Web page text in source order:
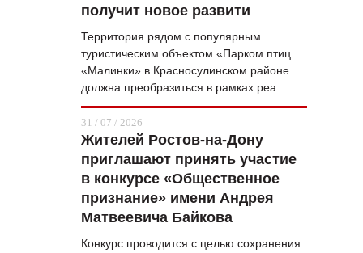
получит новое развити
Территория рядом с популярным
туристическим объектом «Парком птиц
«Малинки» в Красносулинском районе
должна преобразиться в рамках реа...
31 / 07 / 2026
Жителей Ростов-на-Дону
приглашают принять участие
в конкурсе «Общественное
признание» имени Андрея
Матвеевича Байкова
Конкурс проводится с целью сохранения